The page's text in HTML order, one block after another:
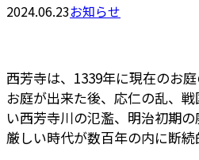
2024.06.23お知らせ
西芳寺は、1339年に現在のお
お庭が出来た後、応仁の乱、
い西芳寺川の氾濫、明治初期
厳しい時代が数百年の内に断続